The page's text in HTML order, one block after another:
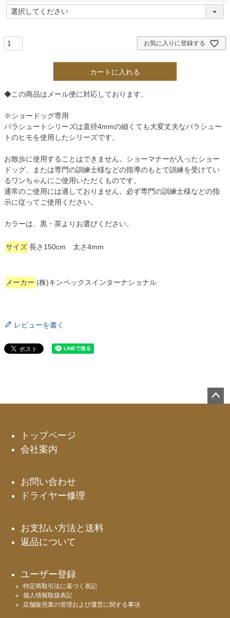
(
必
お気に入りに登録する
カートに入れる
◆この商品はメール便に対応しております。
※ショードッグ専用
パラシュートシリーズは直径4mmの細くても大変丈夫なパラシュー
トのヒモを使用したシリーズです。
お散歩に使用することはできません。ショーマナーが入ったショー
ドッグ、または専門の訓練士様などの指導のもとで訓練を受けてい
るワンちゃんにご使用いただくものです。
通常のご使用には適しておりません。必ず専門の訓練士様などの指
示に従ってご使用ください。
カラーは、黒・茶よりお選びください。
サイズ 長さ150cm 太さ4mm
メーカー (株)キンペックスインターナショナル
レビューを書く
トップページ
会社案内
お問い合わせ
ドライヤー修理
お支払い方法と送料
返品について
ユーザー登録
特定商取引法に基づく表記
個人情報取扱表記
店舗販売業の管理および運営に関する事項